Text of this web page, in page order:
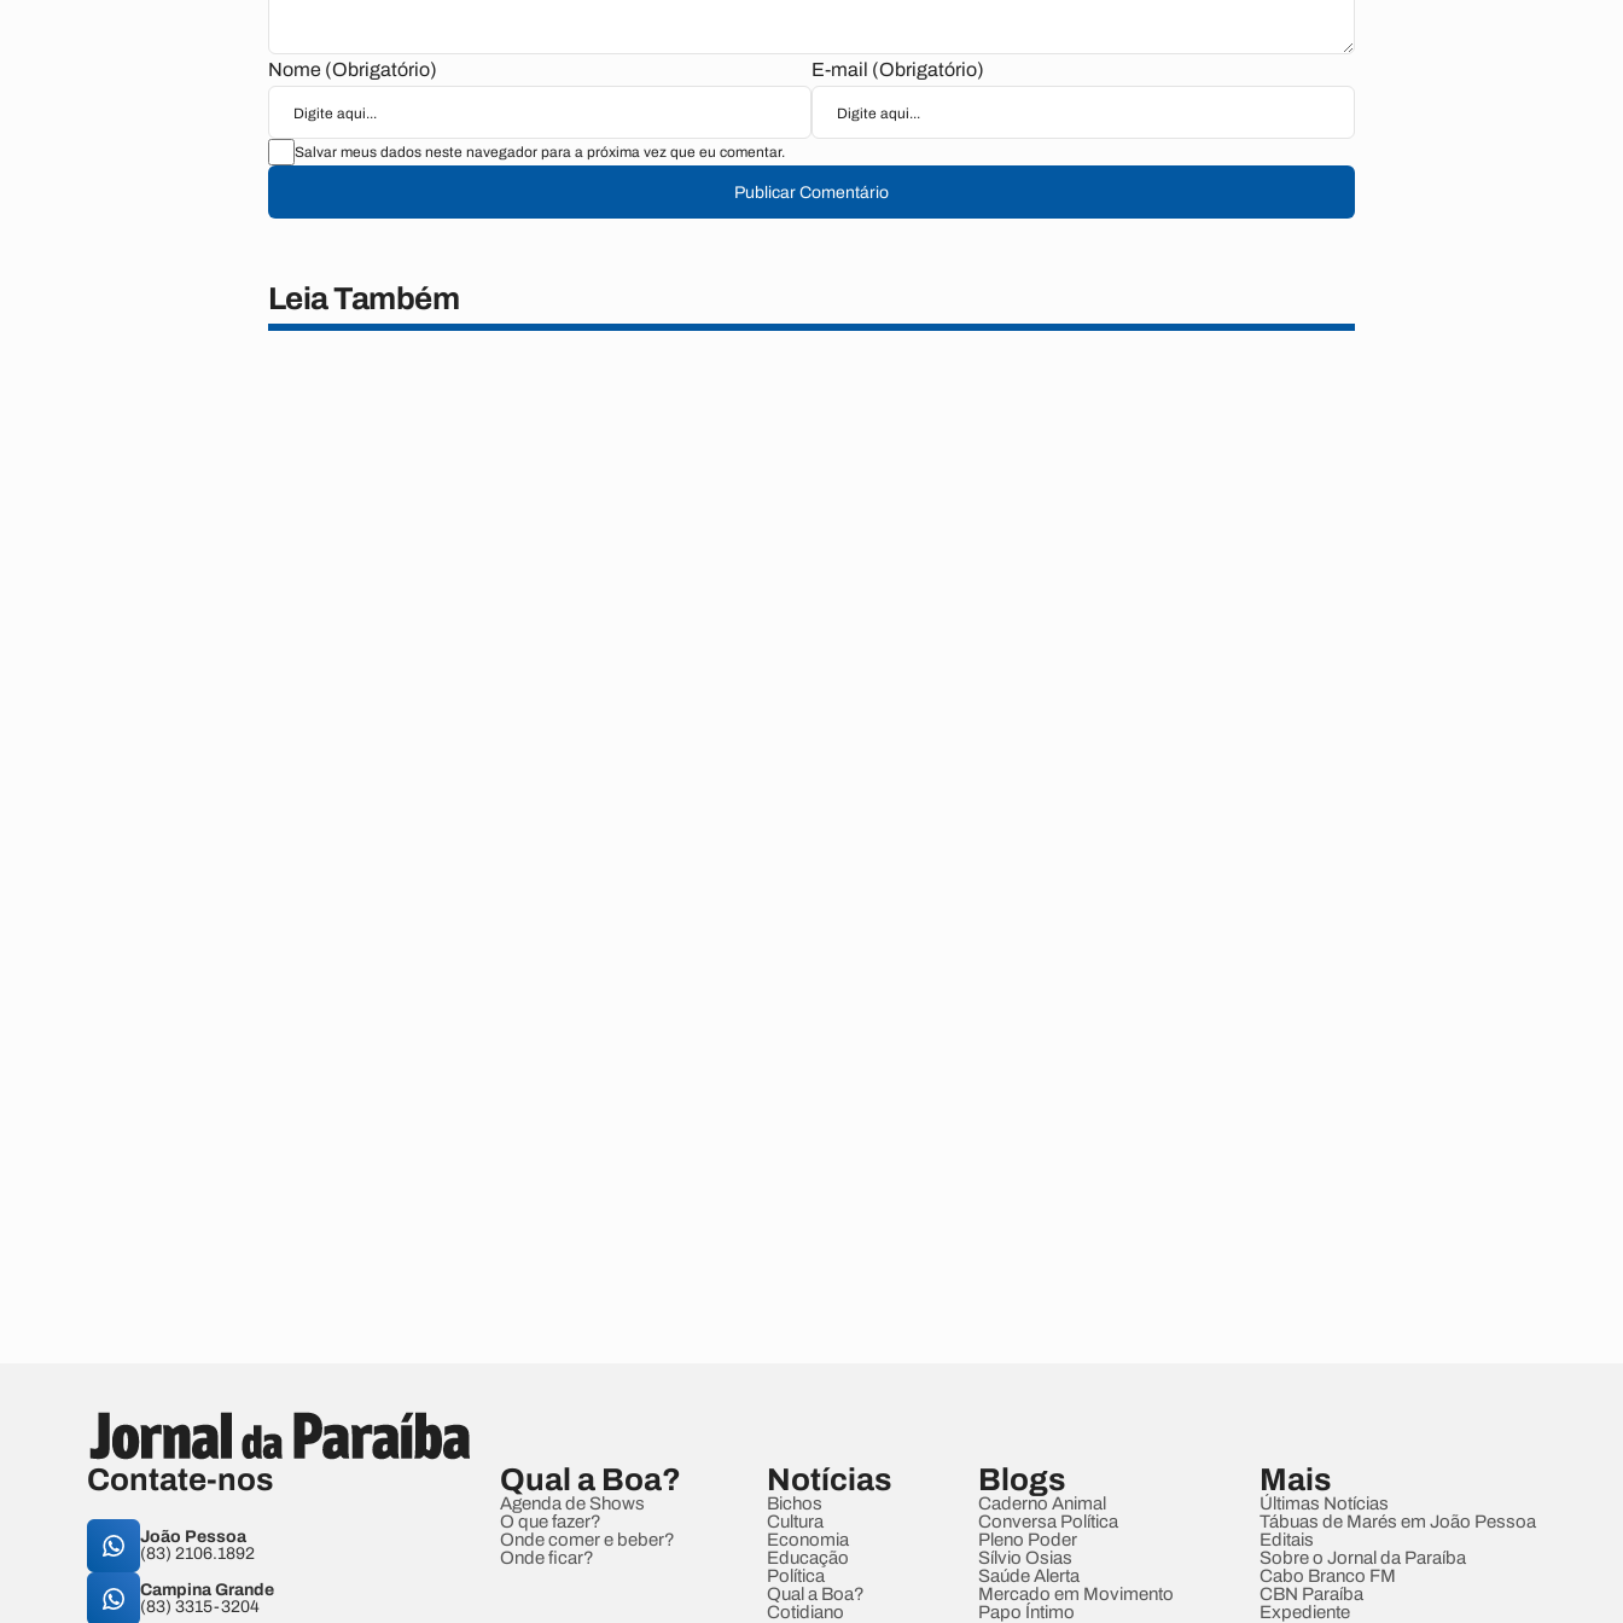
Nome (Obrigatório) E-mail (Obrigatório)
Salvar meus dados neste navegador para a próxima vez que eu comentar.
Publicar Comentário
Leia Também
Contate-nos
João Pessoa
(83) 2106.1892
Campina Grande
(83) 3315-3204
Qual a Boa?
Agenda de Shows
O que fazer?
Onde comer e beber?
Onde ficar?
Notícias
Bichos
Cultura
Economia
Educação
Política
Qual a Boa?
Cotidiano
Blogs
Caderno Animal
Conversa Política
Pleno Poder
Sílvio Osias
Saúde Alerta
Mercado em Movimento
Papo Íntimo
Mais
Últimas Notícias
Tábuas de Marés em João Pessoa
Editais
Sobre o Jornal da Paraíba
Cabo Branco FM
CBN Paraíba
Expediente